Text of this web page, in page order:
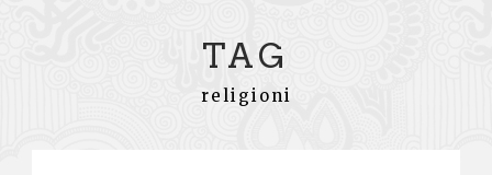
TAG
religioni